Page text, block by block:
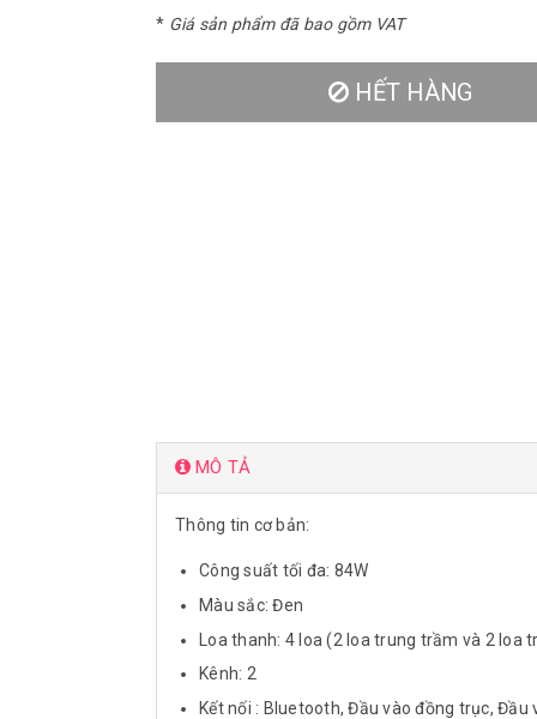
* Giá sản phẩm đã bao gồm VAT
HẾT HÀNG
MÔ TẢ
Thông tin cơ bản:
Công suất tối đa: 84W
Màu sắc: Đen
Loa thanh: 4 loa (2 loa trung trầm và 2 loa
Kênh: 2
Kết nối : Bluetooth, Đầu vào đồng trục, Đầu